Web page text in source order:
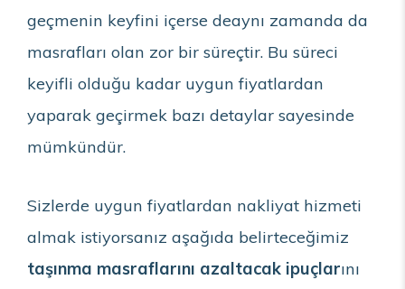
geçmenin keyfini içerse deaynı zamanda da
masrafları olan zor bir süreçtir. Bu süreci
keyifli olduğu kadar uygun fiyatlardan
yaparak geçirmek bazı detaylar sayesinde
mümkündür.
Sizlerde uygun fiyatlardan nakliyat hizmeti
almak istiyorsanız aşağıda belirteceğimiz
taşınma masraflarını azaltacak ipuçlarını